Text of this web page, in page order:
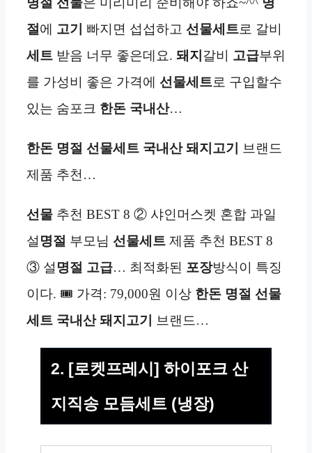
절에 고기 빠지면 섭섭하고 선물세트로 갈비
세트 받음 너무 좋은데요. 돼지 갈비 고급부위
를 가성비 좋은 가격에 선물세트로 구입할수
있는 숨포크 한돈 국내산…
한돈 명절 선물세트 국내산 돼지고기
브랜드
제품 추천…
선물 추천 BEST 8 ② 샤인머스켓 혼합 과일
설 명절 부모님 선물세트 제품 추천 BEST 8
③ 설 명절 고급… 최적화된 포장방식이 특징
이다. 🎟️ 가격: 79,000원 이상 한돈 명절 선물
세트 국내산 돼지고기
브랜드…
2. [로켓프레시] 하이포크 산
지직송 모듬세트 (냉장)